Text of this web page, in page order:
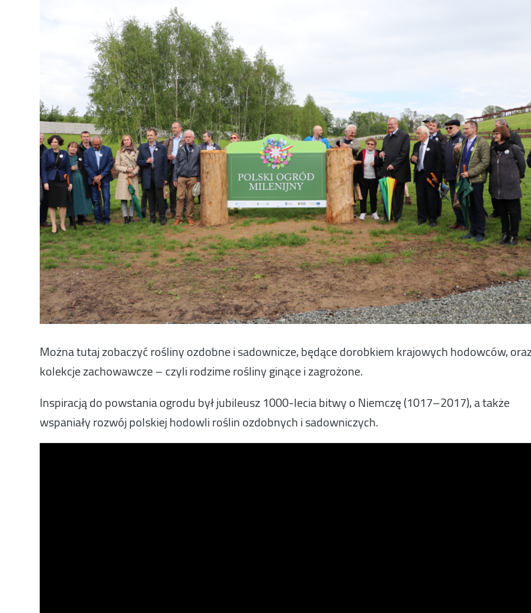
Można tutaj zobaczyć rośliny ozdobne i sadownicze, będące dorobkiem krajowych hodowców,
kolekcje zachowawcze – czyli rodzime rośliny ginące i zagrożone.
Inspiracją do powstania ogrodu był jubileusz 1000-lecia bitwy o Niemczę (1017–2017), a także
wspaniały rozwój polskiej hodowli roślin ozdobnych i sadowniczych.